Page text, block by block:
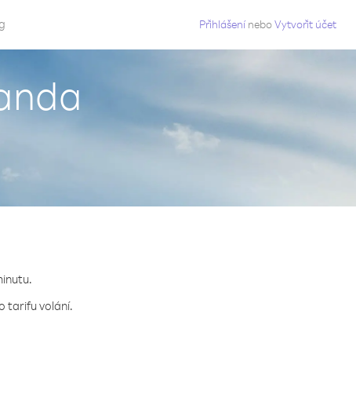
Přihlášení neboVytvořit účet
tarifu volání.